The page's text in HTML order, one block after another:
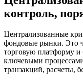
контроль,
Централизованные
фондовые рынки. Это
торговую платформу и
ключевыми
транзакций, расчеты,